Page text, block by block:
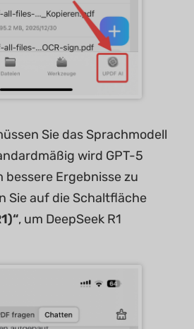
Sie das Sprachmodell
wird GPT-5
bessere Ergebnisse zu
Sie auf die Schaltfläche
, um DeepSeek R1